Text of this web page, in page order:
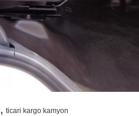
, ticari kargo kamyon